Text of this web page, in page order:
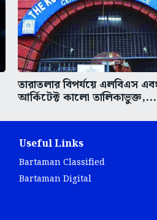
তারাতলার বিপর্যয়ে এলবিএস
আর্কিটেক্ট কালো তালিকাভুক্ত,...
Useful Links
Bartaman Classified
Bartaman Digital